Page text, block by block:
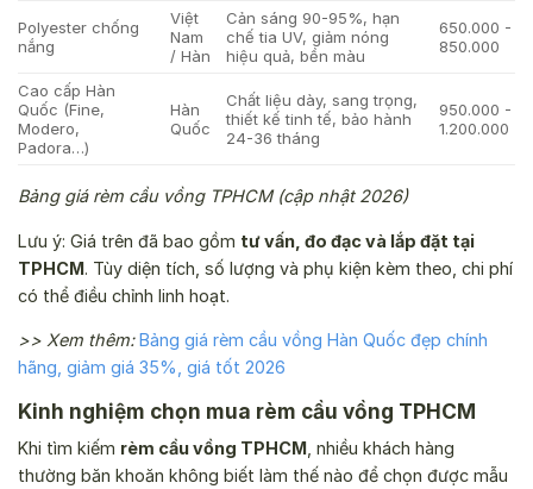
Polyester chống
nắng
Việt
Nam
/ Hàn
Cản sáng 90-95%, hạn
chế tia UV, giảm nóng
hiệu quả, bền màu
650.000 -
850.000
Cao cấp Hàn
Quốc (Fine,
Modero,
Padora…)
Hàn
Quốc
Chất liệu dày, sang trọng,
thiết kế tinh tế, bảo hành
24-36 tháng
950.000 -
1.200.000
Bảng giá rèm cầu vồng TPHCM (cập nhật 2026)
Lưu ý: Giá trên đã bao gồm tư vấn, đo đạc và lắp đặt tại
TPHCM. Tùy diện tích, số lượng và phụ kiện kèm theo, chi phí
có thể điều chỉnh linh hoạt.
>> Xem thêm:Bảng giá rèm cầu vồng Hàn Quốc đẹp chính
hãng, giảm giá 35%, giá tốt 2026
Kinh nghiệm chọn mua rèm cầu vồng TPHCM
Khi tìm kiếm rèm cầu vồng TPHCM , nhiều khách hàng
thường băn khoăn không biết làm thế nào để chọn được mẫu